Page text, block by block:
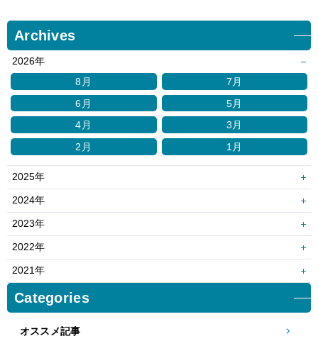
Archives
2026年
8月
7月
6月
5月
4月
3月
2月
1月
2025年
6月
5月
4月
3月
2月
2024年
6月
5月
2月
2023年
4月
2022年
8月
7月
6月
2021年
10月
9月
8月
Categories
オススメ記事